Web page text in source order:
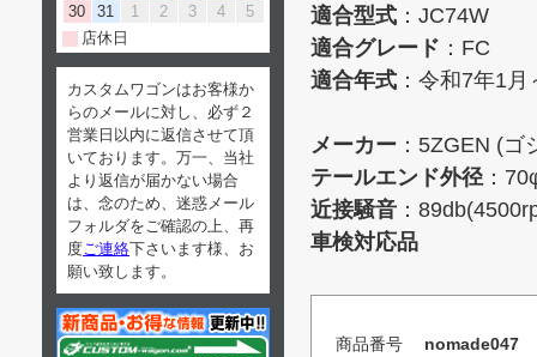
30
31 1 2 3 4
5
店休日
カスタムワゴンはお客様か
らのメールに対し、必ず２
営業日以内に返信させて頂
いております。万一、当社
より返信が届かない場合
は、念のため、迷惑メール
フォルダをご確認の上、再
度 ご連絡下さいます様、お
願い致します。
適合型式 ：JC74W
適合グレード ：FC
適合年式 ：令和7年1月
メーカー ：5ZGEN (ゴ
テールエンド外径：
近接騒音 ：
車検対応品
商品番号
nomade047